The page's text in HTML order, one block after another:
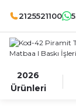
2125521100
2026
Ürünleri